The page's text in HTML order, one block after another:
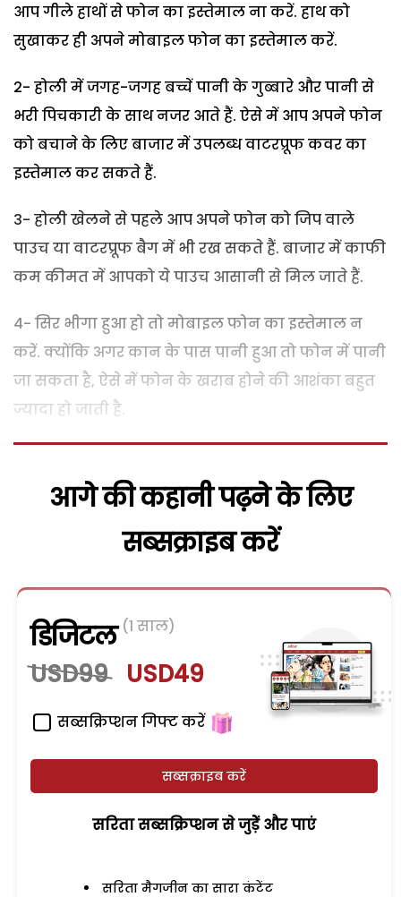
आप गीले हाथों से फोन का इस्तेमाल ना करें. हाथ को
सुखाकर ही अपने मोबाइल फोन का इस्तेमाल करें.
2- होली में जगह-जगह बच्चें पानी के गुब्बारे और पानी से
भरी पिचकारी के साथ नजर आते हैं. ऐसे में आप अपने फोन
को बचाने के लिए बाजार में उपलब्ध वाटरप्रूफ कवर का
इस्तेमाल कर सकते हैं.
3- होली खेलने से पहले आप अपने फोन को जिप वाले
पाउच या वाटरप्रूफ बैग में भी रख सकते हैं. बाजार में काफी
कम कीमत में आपको ये पाउच आसानी से मिल जाते हैं.
4- सिर भीगा हुआ हो तो मोबाइल फोन का इस्तेमाल न
करें. क्योंकि अगर कान के पास पानी हुआ तो फोन में पानी
जा सकता है, ऐसे में फोन के खराब होने की आशंका बहुत
ज्यादा हो जाती है.
आगे की कहानी पढ़ने के लिए
सब्सक्राइब करें
डिजिटल (1 साल)
USD99 USD49
सब्सक्रिप्शन गिफ्ट करें
सब्सक्राइब करें
सरिता सब्सक्रिप्शन से जुड़ेें और पाएं
सरिता मैगजीन का सारा कंटेंट